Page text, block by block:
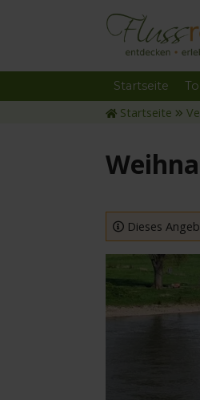
Startseite
Startseite
Dieses